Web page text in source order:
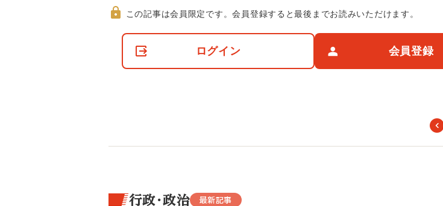
て
この記事は会員限定です。会員登録すると最後までお読みいただけます。
ログイン 会員登録
行政・政治 最新記事